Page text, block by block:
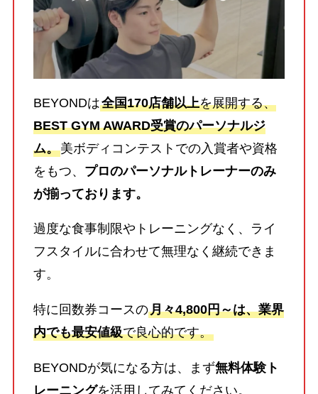
BEYONDは全国170店舗以上を展開する、
BEST GYM AWARD受賞のパーソナルジ
ム。美ボディコンテストでの入賞者や資格
をもつ、 プロのパーソナルトレーナーのみ
が揃っております。
過度な食事制限やトレーニングなく、ライ
フスタイルに合わせて無理なく継続できま
す。
特に回数券コースの月々4,800円～は、業界
内でも最安値級で良心的です。
BEYONDが気になる方は、まず無料体験ト
レーニングを活用してみてください。